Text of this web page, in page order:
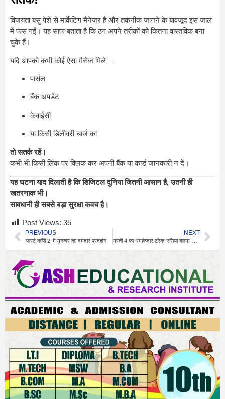
विजयता बसु पेशे से मार्केटिंग मैनेजर हैं और तकनीक जानने के बावजूद इस जाल
में फंस गईं। यह साफ बताता है कि ठग अपने तरीकों को कितना वास्तविक बना
चुके हैं।
यदि आपको कभी कोई ऐसा मैसेज मिले—
पार्सल
बैंक अपडेट
केवाईसी
या किसी डिलीवरी चार्ज का
तो सतर्क रहें।
कभी भी किसी लिंक पर क्लिक कर अपनी बैंक या कार्ड जानकारी न दें।
यह घटना याद दिलाती है कि डिजिटल दुनिया जितनी आसान है, उतनी ही
खतरनाक भी।
सावधानी ही सबसे बड़ा सुरक्षा कवच है।
Post Views: 35
PREVIOUS
‘फर्स्ट कॉपी 2’ में मुनव्वर का दमदार प्रदर्शन
NEXT
मस्ती 4 का धमाकेदार ट्रैक ‘रसिया बलमा’ रिलीज